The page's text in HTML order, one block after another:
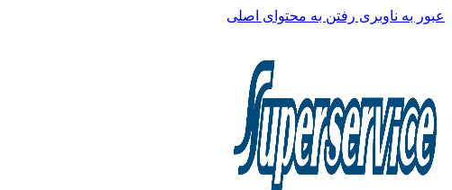
عبور به ناوبری رفتن به محتوای اصلی